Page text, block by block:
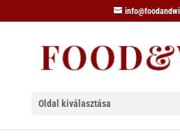
Oldal kiválasztása